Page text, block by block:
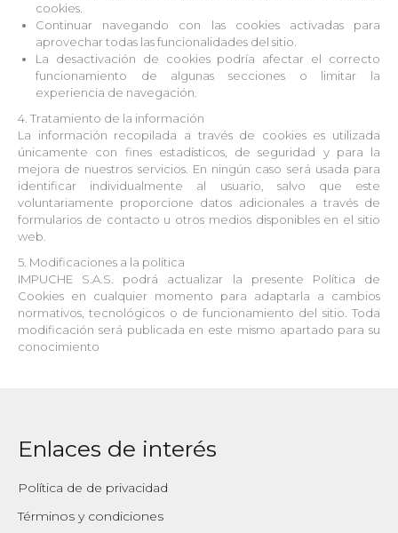
cookies.
Continuar navegando con las cookies activadas para
aprovechar todas las funcionalidades del sitio.
La desactivación de cookies podría afectar el correcto
funcionamiento de algunas secciones o limitar la
experiencia de navegación.
4. Tratamiento de la información
La información recopilada a través de cookies es utilizada
únicamente con fines estadísticos, de seguridad y para la
mejora de nuestros servicios. En ningún caso será usada para
identificar individualmente al usuario, salvo que este
voluntariamente proporcione datos adicionales a través de
formularios de contacto u otros medios disponibles en el sitio
web.
5. Modificaciones a la política
IMPUCHE S.A.S. podrá actualizar la presente Política de
Cookies en cualquier momento para adaptarla a cambios
normativos, tecnológicos o de funcionamiento del sitio. Toda
modificación será publicada en este mismo apartado para su
conocimiento
Enlaces de interés
Política de de privacidad
Términos y condiciones